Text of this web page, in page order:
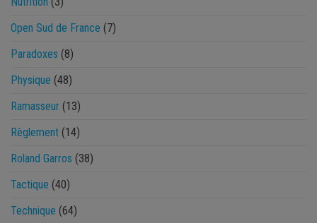
Open Sud de France (7)
Paradoxes (8)
Physique (48)
Ramasseur (13)
Règlement (14)
Roland Garros (38)
Tactique (40)
Technique (64)